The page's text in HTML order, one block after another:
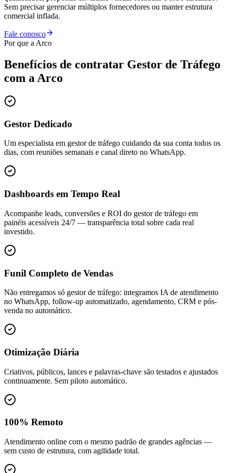
Sem precisar gerenciar múltiplos fornecedores ou manter estrutura
comercial inflada.
Fale conosco
Por que a Arco
Benefícios de contratar Gestor de Tráfego
com a Arco
Gestor Dedicado
Um especialista em gestor de tráfego cuidando da sua conta todos os
dias, com reuniões semanais e canal direto no WhatsApp.
Dashboards em Tempo Real
Acompanhe leads, conversões e ROI do gestor de tráfego em
painéis acessíveis 24/7 — transparência total sobre cada real
investido.
Funil Completo de Vendas
Não entregamos só gestor de tráfego: integramos IA de atendimento
no WhatsApp, follow-up automatizado, agendamento, CRM e pós-
venda no automático.
Otimização Diária
Criativos, públicos, lances e palavras-chave são testados e ajustados
continuamente. Sem piloto automático.
100% Remoto
Atendimento online com o mesmo padrão de grandes agências —
sem custo de estrutura, com agilidade total.